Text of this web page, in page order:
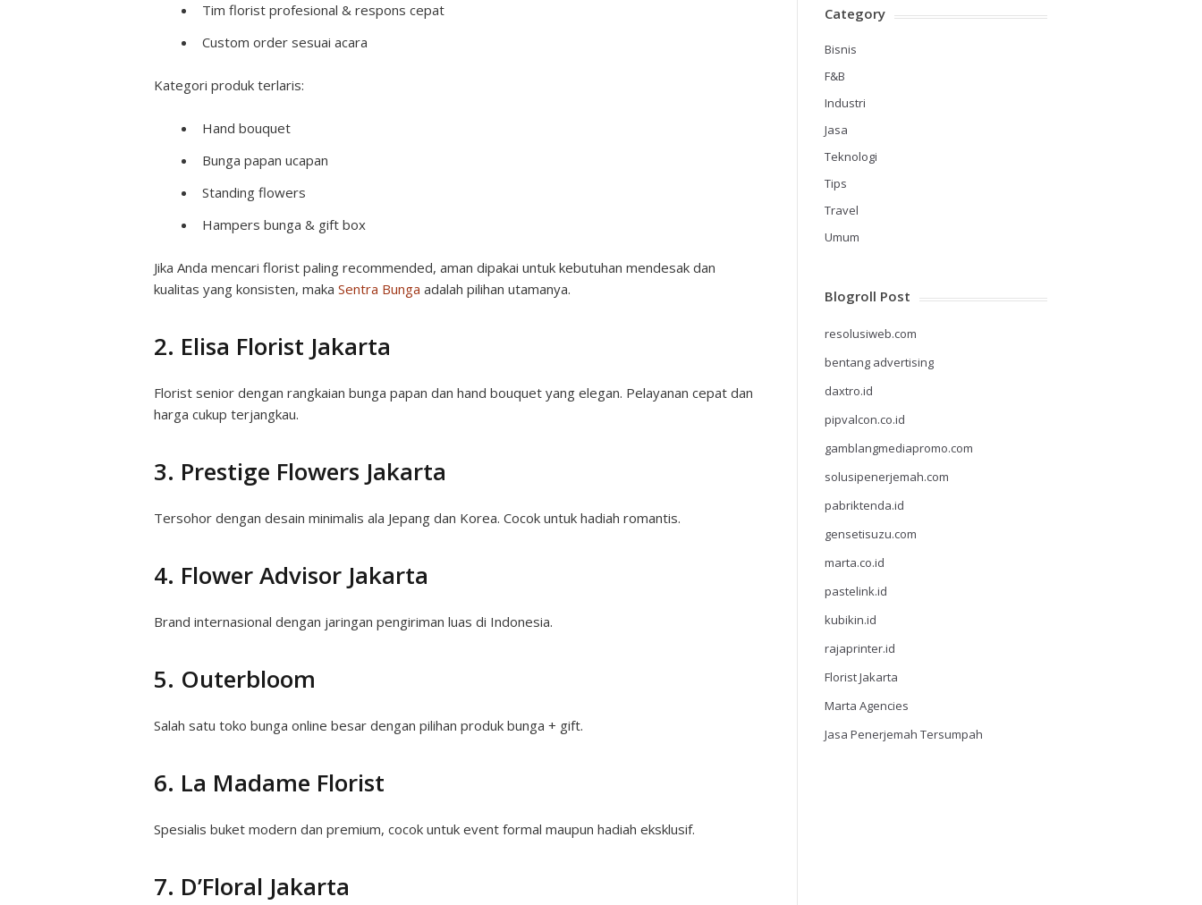
Tim florist profesional & respons cepat
Custom order sesuai acara
Kategori produk terlaris:
Hand bouquet
Bunga papan ucapan
Standing flowers
Hampers bunga & gift box
Jika Anda mencari florist paling recommended, aman dipakai untuk kebutuhan mendesak dan
kualitas yang konsisten, maka Sentra Bunga adalah pilihan utamanya.
2. Elisa Florist Jakarta
Florist senior dengan rangkaian bunga papan dan hand bouquet yang elegan. Pelayanan cepat dan
harga cukup terjangkau.
3. Prestige Flowers Jakarta
Tersohor dengan desain minimalis ala Jepang dan Korea. Cocok untuk hadiah romantis.
4. Flower Advisor Jakarta
Brand internasional dengan jaringan pengiriman luas di Indonesia.
5. Outerbloom
Salah satu toko bunga online besar dengan pilihan produk bunga + gift.
6. La Madame Florist
Spesialis buket modern dan premium, cocok untuk event formal maupun hadiah eksklusif.
7. D’Floral Jakarta
Category
Bisnis
F&B
Industri
Jasa
Teknologi
Tips
Travel
Umum
Blogroll Post
resolusiweb.com
bentang advertising
daxtro.id
pipvalcon.co.id
gamblangmediapromo.com
solusipenerjemah.com
pabriktenda.id
gensetisuzu.com
marta.co.id
pastelink.id
kubikin.id
rajaprinter.id
Florist Jakarta
Marta Agencies
Jasa Penerjemah Tersumpah